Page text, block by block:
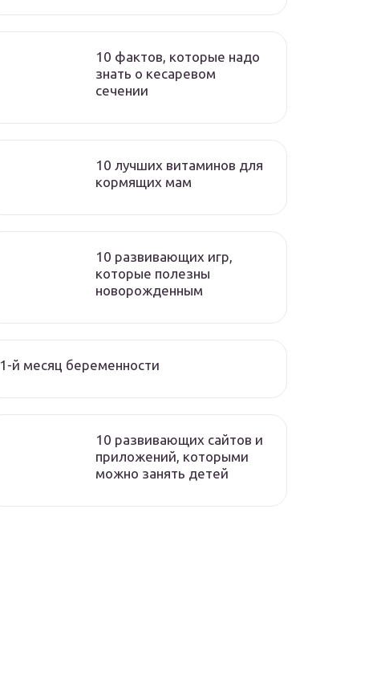
10 фактов, которые надо
знать о кесаревом
сечении
10 лучших витаминов для
кормящих мам
10 развивающих игр,
которые полезны
новорожденным
1-й месяц беременности
10 развивающих сайтов и
приложений, которыми
можно занять детей